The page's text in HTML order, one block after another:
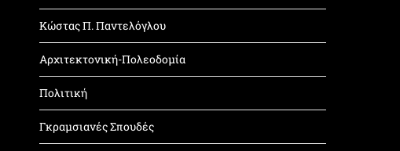
Κώστας Π. Παντελόγλου
Αρχιτεκτονική-Πολεοδομία
Πολιτική
Γκραμσιανές Σπουδές